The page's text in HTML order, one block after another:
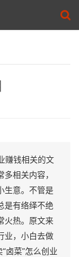
赚钱相关的文
相关内容，
生意。不管是
是有络绎不绝
火热。原文来
业，小白去做
卤菜”怎么创业